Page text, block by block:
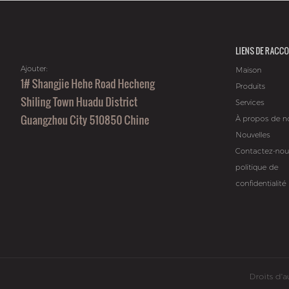
Ajouter:
1# Shangjie Hehe Road Hecheng
Shiling Town Huadu District
Guangzhou City 510850 Chine
LIENS DE
Maison
Produits
Services
À propos de
Nouvelles
Contactez-
politique de
confidentialité
Droits